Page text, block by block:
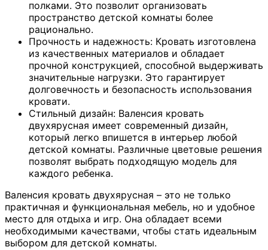
полками. Это позволит организовать
пространство детской комнаты более
рационально.
Прочность и надежность: Кровать изготовлена
из качественных материалов и обладает
прочной конструкцией, способной выдерживать
значительные нагрузки. Это гарантирует
долговечность и безопасность использования
кровати.
Стильный дизайн: Валенсия кровать
двухярусная имеет современный дизайн,
который легко впишется в интерьер любой
детской комнаты. Различные цветовые решения
позволят выбрать подходящую модель для
каждого ребенка.
Валенсия кровать двухярусная – это не только
практичная и функциональная мебель, но и удобное
место для отдыха и игр. Она обладает всеми
необходимыми качествами, чтобы стать идеальным
выбором для детской комнаты.